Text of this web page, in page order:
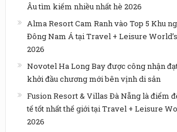
Âu tìm kiếm nhiều nhất hè 2026
Alma Resort Cam Ranh vào Top 5 Khu
Đông Nam Á tại Travel + Leisure
2026
Novotel Ha Long Bay được công nhận
khởi đầu chương mới bên vịnh di sản
Fusion Resort & Villas Đà Nẵng là điểm
tế tốt nhất thế giới tại Travel + Leisure
2026